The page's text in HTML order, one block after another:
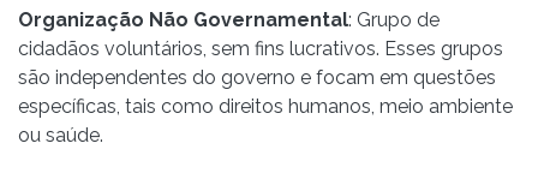
Organização Não Governamental: Grupo de
cidadãos voluntários, sem fins lucrativos. Esses grupos
são independentes do governo e focam em questões
específicas, tais como direitos humanos, meio ambiente
ou saúde.